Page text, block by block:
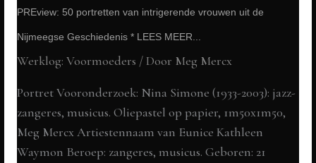
PREview: 50 portretten van intrigerende vrouwen uit de
Nijmeegse Geschiedenis * LEES MEER...
Werklog: Voormoeders / Door Meg Mercx
Portret Vooronderzoek: Nina Simone (1933-2003): jazz-
zangeres, musicus. Oliepastel op papier, 1m50x1m50,
Meg Mercx Artiestennaam van Eunice Kathleen
Waymon Beroep: zangeres, musicus. Geboren: 21